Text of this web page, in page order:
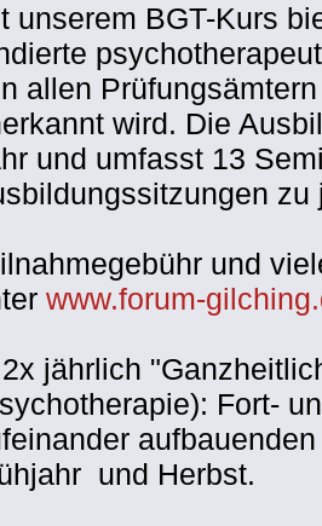
unserem BGT-Kurs
allen
wird. Die
und umfasst 13
zu
und
www.forum-
jährlich
Fort-
und Herbst.